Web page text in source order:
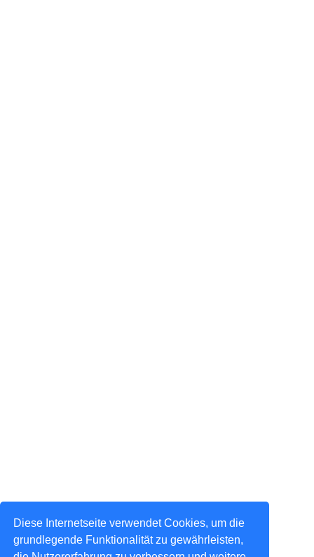
Diese Internetseite verwendet Cookies, um die
grundlegende Funktionalität zu gewährleisten,